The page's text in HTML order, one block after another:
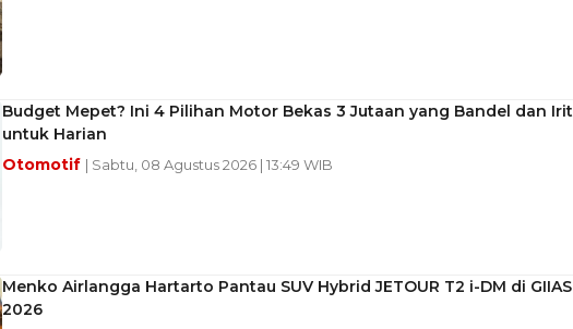
Budget Mepet? Ini 4 Pilihan Motor Bekas 3 Jutaan yang Bandel dan Irit
untuk Harian
Otomotif | Sabtu, 08 Agustus 2026 | 13:49 WIB
Menko Airlangga Hartarto Pantau SUV Hybrid JETOUR T2 i-DM di GIIAS
2026